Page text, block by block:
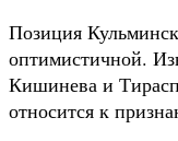
Позиция
оптимистичной.
Кишинева и
относится к